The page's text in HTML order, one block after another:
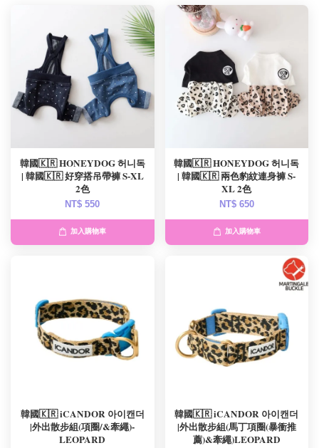
韓國🇰🇷 HONEYDOG 허니독
| 韓國🇰🇷 好穿搭吊帶褲 S-XL
2色
NT$ 550
加入購物車
韓國🇰🇷 HONEYDOG 허니독
| 韓國🇰🇷 兩色豹紋連身褲 S-
XL 2色
NT$ 650
加入購物車
韓國🇰🇷 iCANDOR 아이캔더
|外出散步組(項圈/&牽繩)-
LEOPARD
韓國🇰🇷 iCANDOR 아이캔더
|外出散步組(馬丁項圈(暴衝推
薦)&牽繩)LEOPARD